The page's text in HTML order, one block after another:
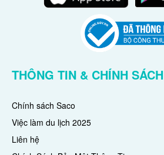
THÔNG TIN & CHÍNH SÁCH
Chính sách Saco
Việc làm du lịch 2025
Liên hệ